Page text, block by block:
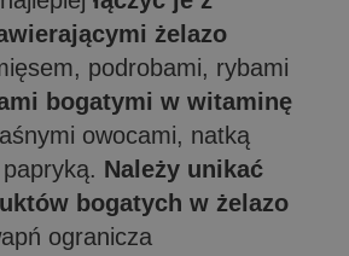
żelazo
podrobami, rybami
bogatymi w witaminę
owocami, natką
Należy unikać
bogatych w żelazo
ogranicza